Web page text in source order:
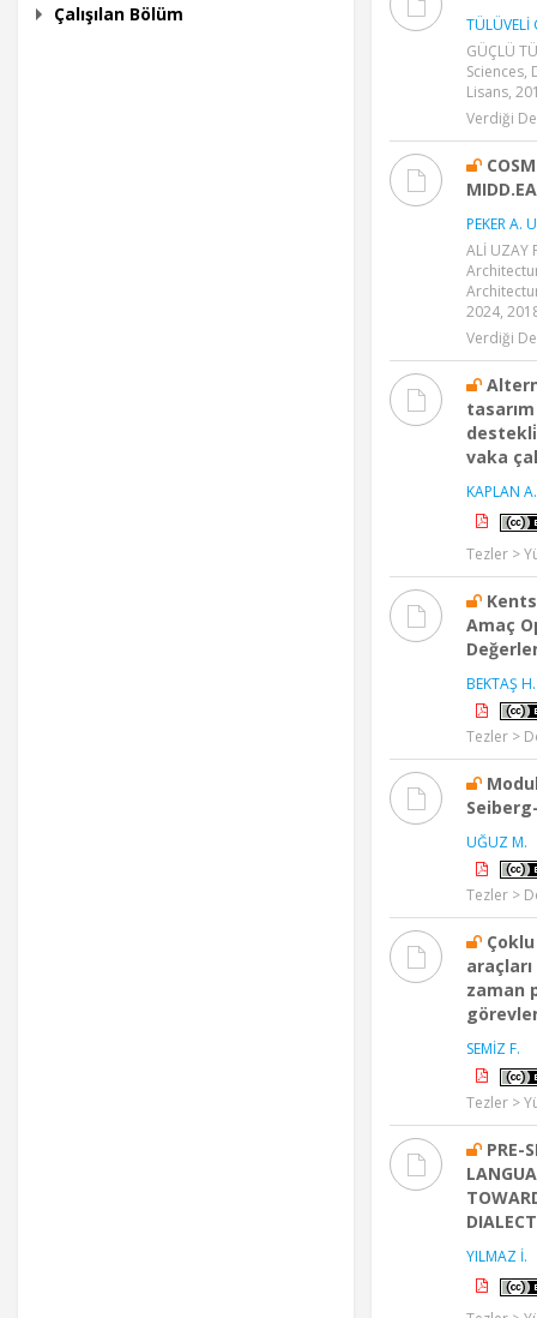
Çalışılan Bölüm
TÜLÜVELİ
GÜÇLÜ
Lisans,
Verdiği
PEKER A.
ALİ UZAY
2024,
Verdiği
vaka
KAPLAN A.
Tezler >
Amaç
BEKTAŞ
Tezler >
UĞUZ M.
Tezler >
zaman
SEMİZ F.
Tezler >
PRE-
YILMAZ İ.